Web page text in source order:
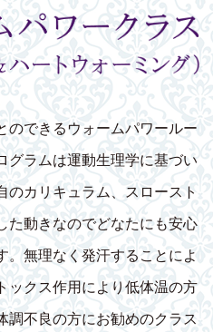
のできるウォームパワールー
グラムは運動生理学に基づい
のカリキュラム、スロースト
た動きなのでどなたにも安心
。無理なく発汗することによ
ックス作用により低体温の方
調不良の方にお勧めのクラス